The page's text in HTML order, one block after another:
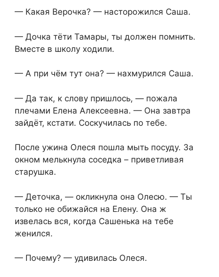
— Какая Верочка? — насторожился Саша.
— Дочка тёти Тамары, ты должен помнить.
Вместе в школу ходили.
— А при чём тут она? — нахмурился Саша.
— Да так, к слову пришлось, — пожала
плечами Елена Алексеевна. — Она завтра
зайдёт, кстати. Соскучилась по тебе.
После ужина Олеся пошла мыть посуду. За
окном мелькнула соседка – приветливая
старушка.
— Деточка, — окликнула она Олесю. — Ты
только не обижайся на Елену. Она ж
извелась вся, когда Сашенька на тебе
женился.
— Почему? — удивилась Олеся.